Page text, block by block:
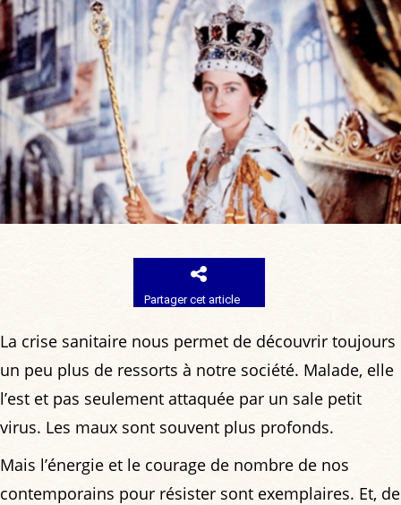
Partager cet article
La crise sanitaire nous permet de découvrir toujours
un peu plus de ressorts à notre société. Malade, elle
l’est et pas seulement attaquée par un sale petit
virus. Les maux sont souvent plus profonds.
Mais l’énergie et le courage de nombre de nos
contemporains pour résister sont exemplaires. Et, de